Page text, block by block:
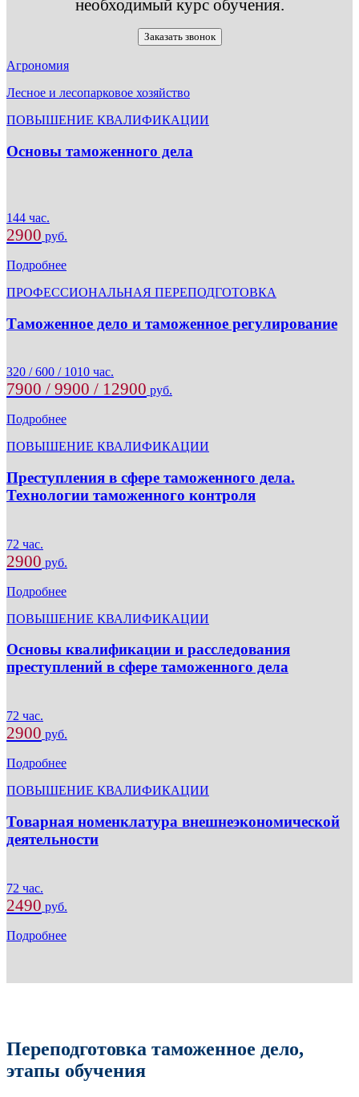
необходимый курс обучения.
Заказать звонок
Агрономия
Лесное и лесопарковое хозяйство
ПОВЫШЕНИЕ КВАЛИФИКАЦИИ
Основы таможенного дела
144 час.
2900 руб.
Подробнее
ПРОФЕССИОНАЛЬНАЯ ПЕРЕПОДГОТОВКА
Таможенное дело и таможенное регулирование
320 / 600 / 1010 час.
7900 / 9900 / 12900 руб.
Подробнее
ПОВЫШЕНИЕ КВАЛИФИКАЦИИ
Преступления в сфере таможенного дела.
Технологии таможенного контроля
72 час.
2900 руб.
Подробнее
ПОВЫШЕНИЕ КВАЛИФИКАЦИИ
Основы квалификации и расследования
преступлений в сфере таможенного дела
72 час.
2900 руб.
Подробнее
ПОВЫШЕНИЕ КВАЛИФИКАЦИИ
Товарная номенклатура внешнеэкономической
деятельности
72 час.
2490 руб.
Подробнее
Переподготовка таможенное дело,
этапы обучения